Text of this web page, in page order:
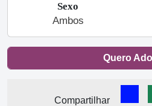
Sexo
Ambos
Quero
Compartilhar